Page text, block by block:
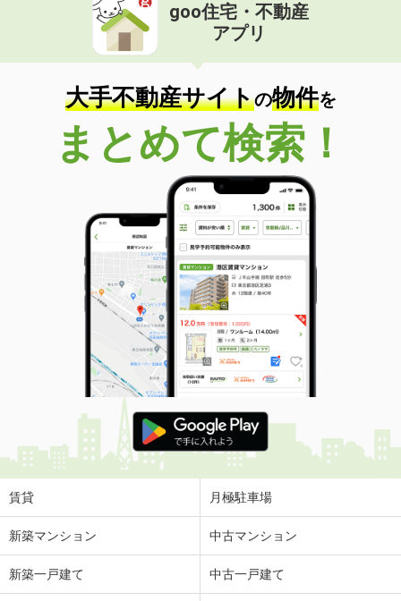
goo住宅・不動産
アプリ
大手不動産サイトの物件を
まとめて検索！
賃貸 月極駐車場
新築マンション 中古マンション
新築一戸建て 中古一戸建て